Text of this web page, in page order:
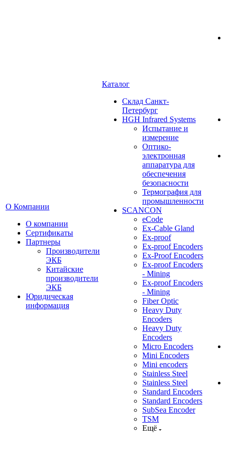
О Компании
О компании
Сертификаты
Партнеры
Производители
ЭКБ
Китайские
производители
ЭКБ
Юридическая
информация
Каталог
Cклад Санкт-
Петербург
HGH Infrared Systems
Испытание и
измерение
Оптико-
электронная
аппаратура для
обеспечения
безопасности
Термография для
промышленности
SCANCON
eCode
Ex-Cable Gland
Ex-proof
Ex-proof Encoders
Ex-Proof Encoders
Ex-proof Encoders
- Mining
Ex-proof Encoders
- Mining
Fiber Optic
Heavy Duty
Encoders
Heavy Duty
Encoders
Micro Encoders
Mini Encoders
Mini encoders
Stainless Steel
Stainless Steel
Standard Encoders
Standard Encoders
SubSea Encoder
TSM
Ещё